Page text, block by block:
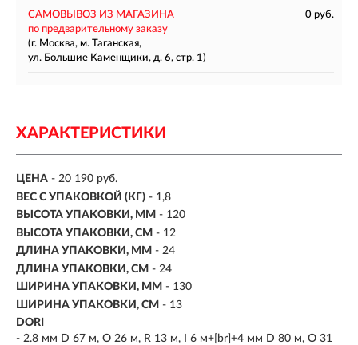
САМОВЫВОЗ ИЗ МАГАЗИНА
0 руб.
по предварительному заказу
(г. Москва, м. Таганская,
ул. Большие Каменщики, д. 6, стр. 1)
ХАРАКТЕРИСТИКИ
ЦЕНА - 20 190 руб.
ВЕС С УПАКОВКОЙ (КГ) - 1,8
ВЫСОТА УПАКОВКИ, ММ - 120
ВЫСОТА УПАКОВКИ, СМ - 12
ДЛИНА УПАКОВКИ, ММ - 24
ДЛИНА УПАКОВКИ, СМ - 24
ШИРИНА УПАКОВКИ, ММ - 130
ШИРИНА УПАКОВКИ, СМ - 13
DORI
- 2.8 мм D 67 м, O 26 м, R 13 м, I 6 м+[br]+4 мм D 80 м, O 31